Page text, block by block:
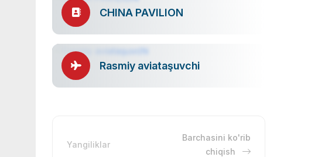
CHINA PAVILION
Rasmiy aviataşuvchi
Yangiliklar
Barchasini ko'rib
chiqish